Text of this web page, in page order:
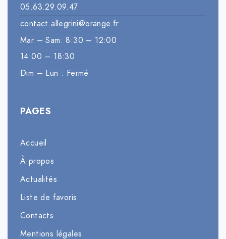
05.63.29.09.47
contact.allegrini@orange.fr
Mar – Sam: 8:30 – 12:00
14:00 – 18:30
Dim – Lun : Fermé
PAGES
Accueil
À propos
Actualités
Liste de favoris
Contacts
Mentions légales